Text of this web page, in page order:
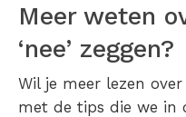
Meer weten
‘nee’ zeggen?
Wil je meer lezen
met de tips die we in